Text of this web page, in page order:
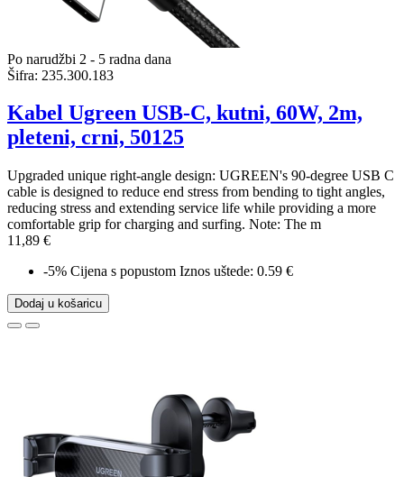
Po narudžbi 2 - 5 radna dana
Šifra: 235.300.183
Kabel Ugreen USB-C, kutni, 60W, 2m,
pleteni, crni, 50125
Upgraded unique right-angle design: UGREEN's 90-degree USB C
cable is designed to reduce end stress from bending to tight angles,
reducing stress and extending service life while providing a more
comfortable grip for charging and surfing. Note: The m
11,89 €
-5% Cijena s popustom Iznos uštede: 0.59 €
Dodaj u košaricu